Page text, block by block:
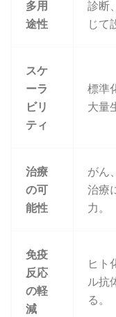
多用
途性
診断
じて
スケ
ーラ
ビリ
ティ
標準
大量
治療
の可
能性
がん
治療
力。
免疫
反応
の軽
減
ヒト
ル抗
る。